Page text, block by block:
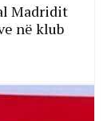
Madridit
në klub